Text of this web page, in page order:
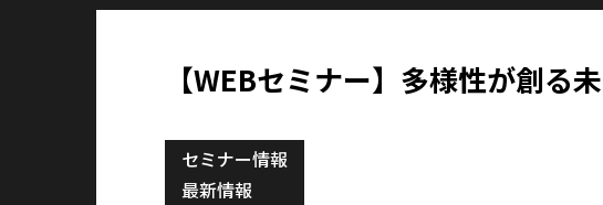
【WEBセミナー】多様性が創る
セミナー情報
最新情報